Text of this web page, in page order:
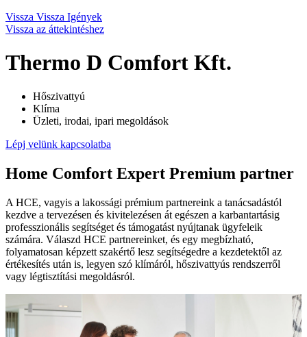
Vissza Vissza Igények
Vissza az áttekintéshez
Thermo D Comfort Kft.
Hőszivattyú
Klíma
Üzleti, irodai, ipari megoldások
Lépj velünk kapcsolatba
Home Comfort Expert Premium partner
A HCE, vagyis a lakossági prémium partnereink a tanácsadástól
kezdve a tervezésen és kivitelezésen át egészen a karbantartásig
professzionális segítséget és támogatást nyújtanak ügyfeleik
számára. Válaszd HCE partnereinket, és egy megbízható,
folyamatosan képzett szakértő lesz segítségedre a kezdetektől az
értékesítés után is, legyen szó klímáról, hőszivattyús rendszerről
vagy légtisztítási megoldásról.